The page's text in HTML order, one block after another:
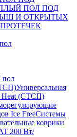
ПОЛ ПОД
И ОТКРЫТЫХ
пол
Универсальная
Heat (СТСП)
Ice FreeСистемы
коврики
200 Вт/